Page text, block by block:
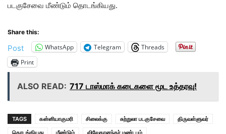
படகுசேவை மீண்டும் தொடங்கியது.
Share this:
Post WhatsApp Telegram
Threads
Print
ALSO READ: 717 டாஸ்மாக் கடைகளை மூட உத்தரவு!
TAGS கன்னியாகுமரி சிலைக்கு சுற்றுலா படகுசேவை
திருவள்ளுவர்
தொடங்கியது
மீண்டும் விவேகானந்தர் மண்டபம்